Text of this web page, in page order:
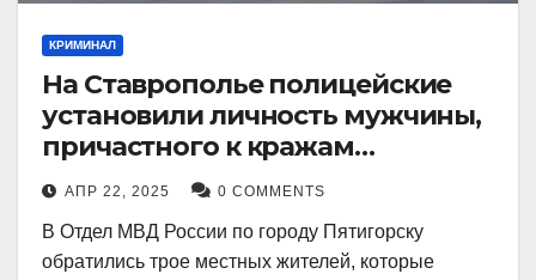
КРИМИНАЛ
На Ставрополье полицейские
установили личность мужчины,
причастного к кражам
имущества из квартир в
Пятигорске
АПР 22, 2025 0 COMMENTS
В Отдел МВД России по городу Пятигорску
обратились трое местных жителей, которые